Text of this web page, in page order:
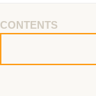
CONTENTS